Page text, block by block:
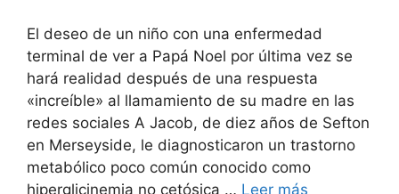
El deseo de un niño con una enfermedad
terminal de ver a Papá Noel por última vez se
hará realidad después de una respuesta
«increíble» al llamamiento de su madre en las
redes sociales A Jacob, de diez años de Sefton
en Merseyside, le diagnosticaron un trastorno
metabólico poco común conocido como
hiperglicinemia no cetósica … Leer más